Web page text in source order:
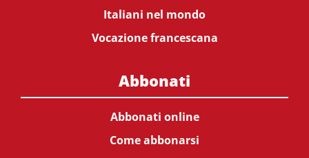
Italiani nel mondo
Vocazione francescana
Abbonati
Abbonati online
Come abbonarsi